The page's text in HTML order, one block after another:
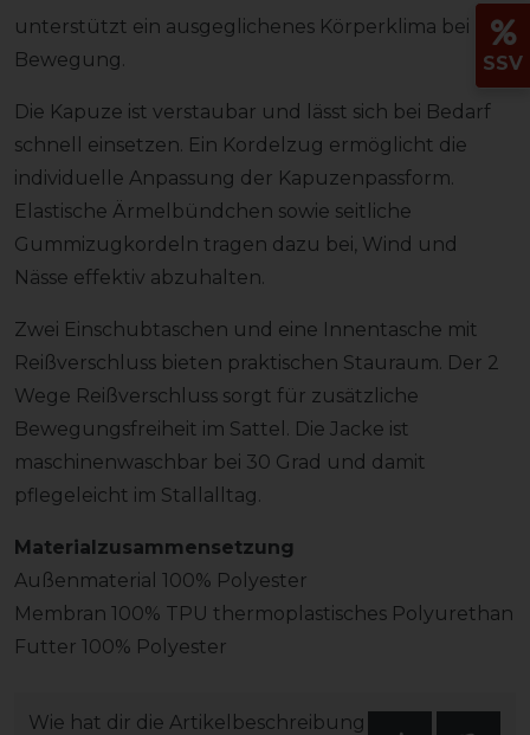
unterstützt ein ausgeglichenes Körperklima bei
Bewegung.
Die Kapuze ist verstaubar und lässt sich bei Bedarf
schnell einsetzen. Ein Kordelzug ermöglicht die
individuelle Anpassung der Kapuzenpassform.
Elastische Ärmelbündchen sowie seitliche
Gummizugkordeln tragen dazu bei, Wind und
Nässe effektiv abzuhalten.
Zwei Einschubtaschen und eine Innentasche mit
Reißverschluss bieten praktischen Stauraum. Der 2
Wege Reißverschluss sorgt für zusätzliche
Bewegungsfreiheit im Sattel. Die Jacke ist
maschinenwaschbar bei 30 Grad und damit
pflegeleicht im Stallalltag.
Materialzusammensetzung
Außenmaterial 100% Polyester
Membran 100% TPU thermoplastisches Polyurethan
Futter 100% Polyester
Wie hat dir die Artikelbeschreibung
SSV